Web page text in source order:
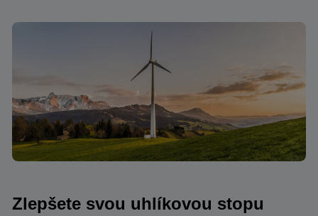
Zlepšete svou uhlíkovou stopu